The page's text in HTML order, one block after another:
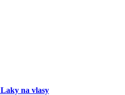
Laky na vlasy